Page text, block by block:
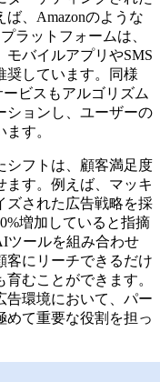
、Amazonのような
ラットフォームは、
バイルアプリやSMS
奨しています。同様
ビスもアルゴリズム
ションし、ユーザーの
す。
シフトは、顧客満足度
ます。例えば、マッキ
ズされた広告戦略を採
増加していると指摘
ツールを組み合わせ
客にリーチできるだけ
むことができます。
告環境において、パー
めて重要な役割を担っ